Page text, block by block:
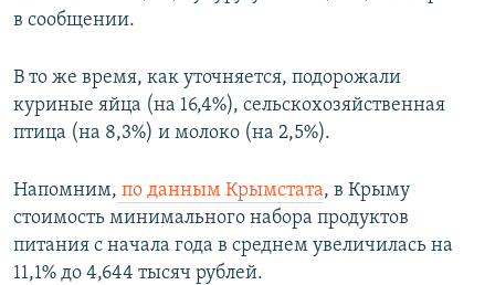
в сообщении.
В то же время, как уточняется, подорожали
куриные яйца (на 16,4%), сельскохозяйственная
птица (на 8,3%) и молоко (на 2,5%).
Напомним, по данным Крымстата, в Крыму
стоимость минимального набора продуктов
питания с начала года в среднем увеличилась на
11,1% до 4,644 тысяч рублей.